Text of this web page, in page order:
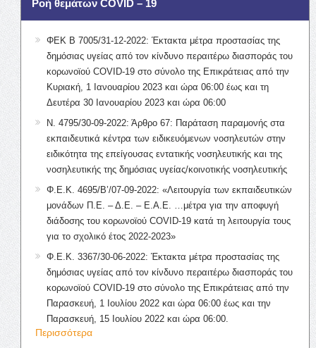
Ροή θεμάτων COVID – 19
ΦΕΚ Β 7005/31-12-2022: Έκτακτα μέτρα προστασίας της
δημόσιας υγείας από τον κίνδυνο περαιτέρω διασποράς του
κορωνοϊού COVID-19 στο σύνολο της Επικράτειας από την
Κυριακή, 1 Ιανουαρίου 2023 και ώρα 06:00 έως και τη
Δευτέρα 30 Ιανουαρίου 2023 και ώρα 06:00
Ν. 4795/30-09-2022: Άρθρο 67: Παράταση παραμονής στα
εκπαιδευτικά κέντρα των ειδικευόμενων νοσηλευτών στην
ειδικότητα της επείγουσας εντατικής νοσηλευτικής και της
νοσηλευτικής της δημόσιας υγείας/κοινοτικής νοσηλευτικής
Φ.Ε.Κ. 4695/Β’/07-09-2022: «Λειτουργία των εκπαιδευτικών
μονάδων Π.Ε. – Δ.Ε. – Ε.Α.Ε. …μέτρα για την αποφυγή
διάδοσης του κορωνοϊού COVID-19 κατά τη λειτουργία τους
για το σχολικό έτος 2022-2023»
Φ.Ε.Κ. 3367/30-06-2022: Έκτακτα μέτρα προστασίας της
δημόσιας υγείας από τον κίνδυνο περαιτέρω διασποράς του
κορωνοϊού COVID-19 στο σύνολο της Επικράτειας από την
Παρασκευή, 1 Ιουλίου 2022 και ώρα 06:00 έως και την
Παρασκευή, 15 Ιουλίου 2022 και ώρα 06:00.
Περισσότερα